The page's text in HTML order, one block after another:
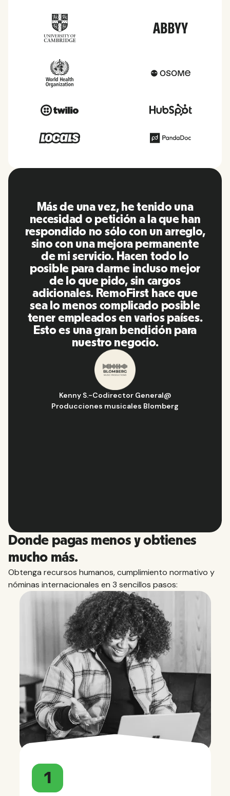
RemoFirst es una plataforma
increíble, todo es muy fácil de usar
y fácil de usar en comparación con
otras herramientas que he estado
utilizando en el pasado. Inna y el
equipo fueron puntuales y
respondieron a mis preguntas de
manera más que oportuna,
¡además de hacernos la vida súper
fácil! Un gran equipo y una gran
plataforma, la recomendaré
encarecidamente a mi red.
Director de Operaciones y Estrategia
Aflorítmico
Donde pagas menos y obtienes
mucho más.
Obtenga recursos humanos, cumplimiento normativo y
nóminas internacionales en 3 sencillos pasos:
1